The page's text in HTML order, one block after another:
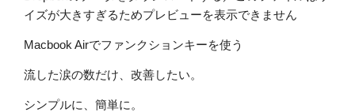
イズが大きすぎるためプレビューを表示できません
Macbook Airでファンクションキーを使う
流した涙の数だけ、改善したい。
シンプルに、簡単に。